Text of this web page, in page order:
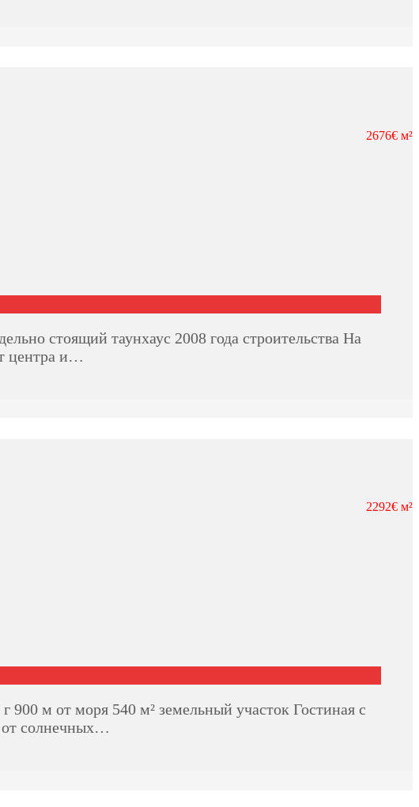
2676€ м²
стоящий таунхаус 2008 года строительства На
центра и…
2292€ м²
м от моря 540 м² земельный участок Гостиная с
от солнечных…